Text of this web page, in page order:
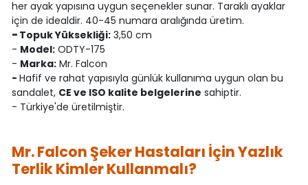
her ayak yapısına uygun seçenekler sunar. Taraklı ayaklar
için de idealdir. 40-45 numara aralığında üretim.
- Topuk Yüksekliği:3,50 cm
- Model:ODTY-175
- Marka:Mr. Falcon
- Hafif ve rahat yapısıyla günlük kullanıma uygun olan bu
sandalet, CE ve ISO kalite belgelerine sahiptir.
- Türkiye'de üretilmiştir.
Mr. Falcon Şeker Hastaları İçin Yazlık
Terlik Kimler Kullanmalı?